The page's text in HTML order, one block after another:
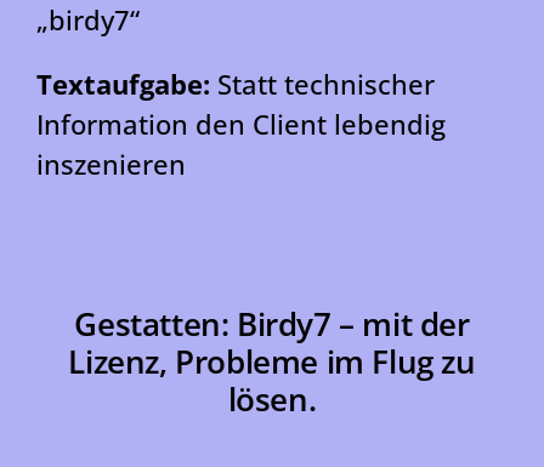
„birdy7“
Textaufgabe: Statt technischer
Information den Client lebendig
inszenieren
Gestatten: Birdy7 – mit der
Lizenz, Probleme im Flug zu
lösen.